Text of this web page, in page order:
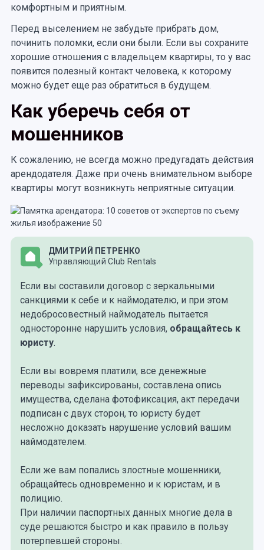
комфортным и приятным.
Перед выселением не забудьте прибрать дом,
починить поломки, если они были. Если вы сохраните
хорошие отношения с владельцем квартиры, то у вас
появится полезный контакт человека, к которому
можно будет еще раз обратиться в будущем.
Как уберечь себя от
мошенников
К сожалению, не всегда можно предугадать действия
арендодателя. Даже при очень внимательном выборе
квартиры могут возникнуть неприятные ситуации.
ДМИТРИЙ ПЕТРЕНКО
Управляющий Club Rentals
Если вы составили договор с зеркальными
санкциями к себе и к наймодателю, и при этом
недобросовестный наймодатель пытается
односторонне нарушить условия, обращайтесь к
юристу.
Если вы вовремя платили, все денежные
переводы зафиксированы, составлена опись
имущества, сделана фотофиксация, акт передачи
подписан с двух сторон, то юристу будет
несложно доказать нарушение условий вашим
наймодателем.
Если же вам попались злостные мошенники,
обращайтесь одновременно и к юристам, и в
полицию.
При наличии паспортных данных многие дела в
суде решаются быстро и как правило в пользу
потерпевшей стороны.